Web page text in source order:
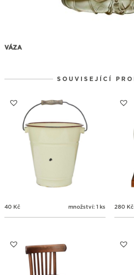
VÁZA
SOUVISEJÍCÍ
40 Kč množství: 1 ks 280 Kč